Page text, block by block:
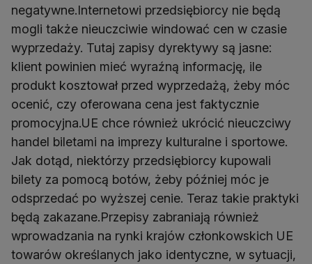
negatywne.Internetowi przedsiębiorcy nie będą
mogli także nieuczciwie windować cen w czasie
wyprzedaży. Tutaj zapisy dyrektywy są jasne:
klient powinien mieć wyraźną informację, ile
produkt kosztował przed wyprzedażą, żeby móc
ocenić, czy oferowana cena jest faktycznie
promocyjna.UE chce również ukrócić nieuczciwy
handel biletami na imprezy kulturalne i sportowe.
Jak dotąd, niektórzy przedsiębiorcy kupowali
bilety za pomocą botów, żeby później móc je
odsprzedać po wyższej cenie. Teraz takie praktyki
będą zakazane.Przepisy zabraniają również
wprowadzania na rynki krajów członkowskich UE
towarów określanych jako identyczne, w sytuacji,